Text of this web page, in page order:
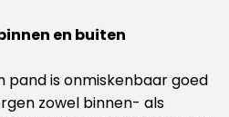
en buiten
pand is onmiskenbaar goed
zowel binnen- als